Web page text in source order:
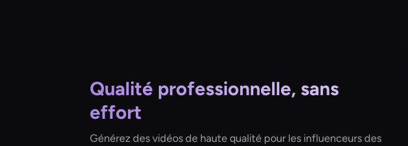
Qualité professionnelle, sans
effort
Générez des vidéos de haute qualité pour les influenceurs des